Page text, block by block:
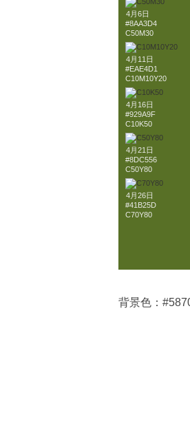
4月6日
#8AA3D4
C50M30
4月11日
#EAE4D1
C10M10Y20
4月16日
#929A9F
C10K50
4月21日
#8DC556
C50Y80
4月26日
#41B25D
C70Y80
背景色：